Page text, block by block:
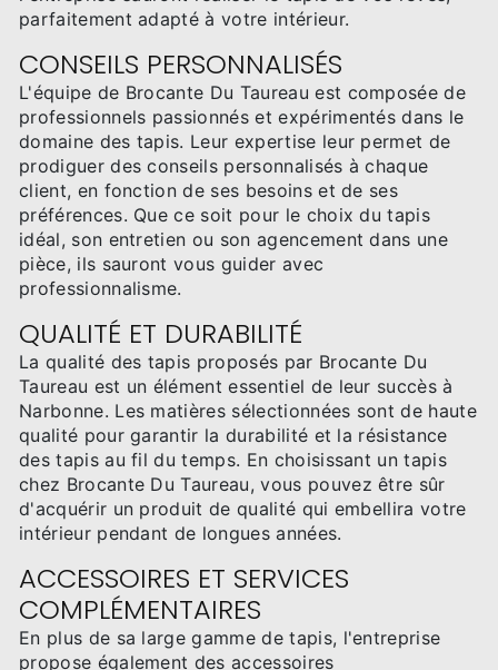
parfaitement adapté à votre intérieur.
CONSEILS PERSONNALISÉS
L'équipe de Brocante Du Taureau est composée de
professionnels passionnés et expérimentés dans le
domaine des tapis. Leur expertise leur permet de
prodiguer des conseils personnalisés à chaque
client, en fonction de ses besoins et de ses
préférences. Que ce soit pour le choix du tapis
idéal, son entretien ou son agencement dans une
pièce, ils sauront vous guider avec
professionnalisme.
QUALITÉ ET DURABILITÉ
La qualité des tapis proposés par Brocante Du
Taureau est un élément essentiel de leur succès à
Narbonne. Les matières sélectionnées sont de haute
qualité pour garantir la durabilité et la résistance
des tapis au fil du temps. En choisissant un tapis
chez Brocante Du Taureau, vous pouvez être sûr
d'acquérir un produit de qualité qui embellira votre
intérieur pendant de longues années.
ACCESSOIRES ET SERVICES
COMPLÉMENTAIRES
En plus de sa large gamme de tapis, l'entreprise
propose également des accessoires